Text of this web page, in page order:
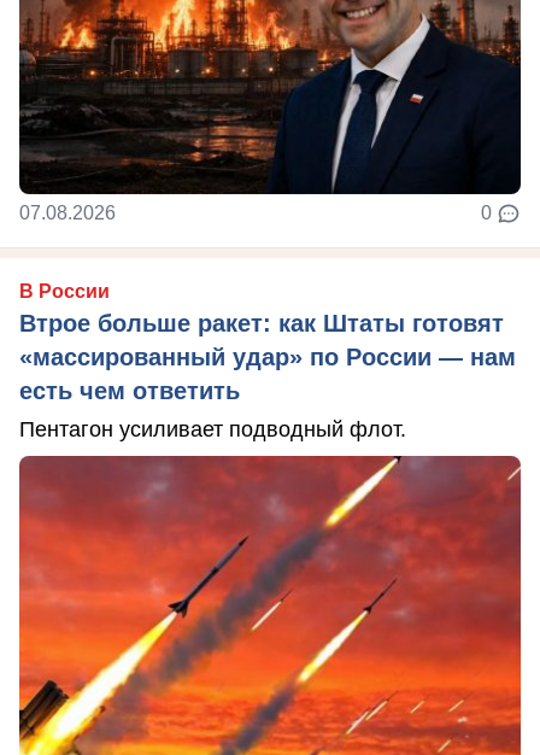
07.08.2026 0
В России
Втрое больше ракет: как Штаты готовят
«массированный удар» по России — нам
есть чем ответить
Пентагон усиливает подводный флот.